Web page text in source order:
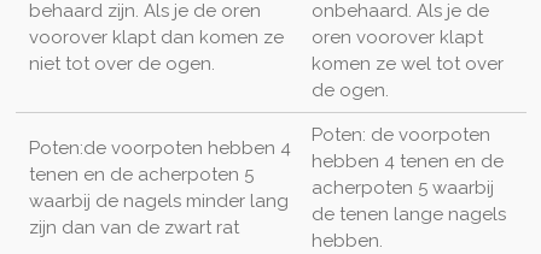
behaard zijn. Als je de oren
voorover klapt dan komen ze
niet tot over de ogen.
onbehaard. Als je de
oren voorover klapt
komen ze wel tot over
de ogen.
Poten:de voorpoten hebben 4
tenen en de acherpoten 5
waarbij de nagels minder lang
zijn dan van de zwart rat
Poten: de voorpoten
hebben 4 tenen en de
acherpoten 5 waarbij
de tenen lange nagels
hebben.